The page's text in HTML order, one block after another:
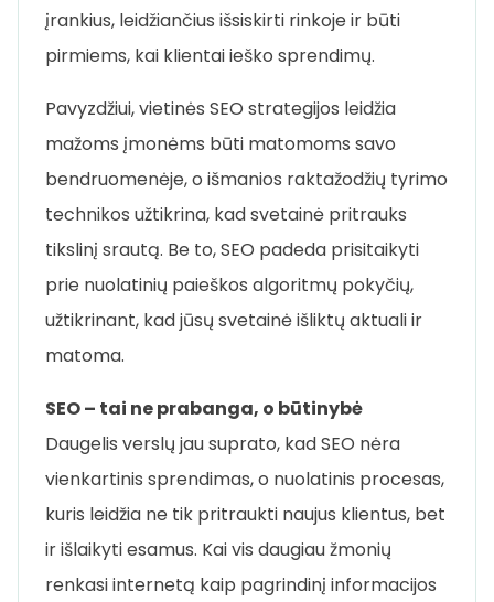
įrankius, leidžiančius išsiskirti rinkoje ir būti
pirmiems, kai klientai ieško sprendimų.
Pavyzdžiui, vietinės SEO strategijos leidžia
mažoms įmonėms būti matomoms savo
bendruomenėje, o išmanios raktažodžių tyrimo
technikos užtikrina, kad svetainė pritrauks
tikslinį srautą. Be to, SEO padeda prisitaikyti
prie nuolatinių paieškos algoritmų pokyčių,
užtikrinant, kad jūsų svetainė išliktų aktuali ir
matoma.
SEO – tai ne prabanga, o būtinybė
Daugelis verslų jau suprato, kad SEO nėra
vienkartinis sprendimas, o nuolatinis procesas,
kuris leidžia ne tik pritraukti naujus klientus, bet
ir išlaikyti esamus. Kai vis daugiau žmonių
renkasi internetą kaip pagrindinį informacijos